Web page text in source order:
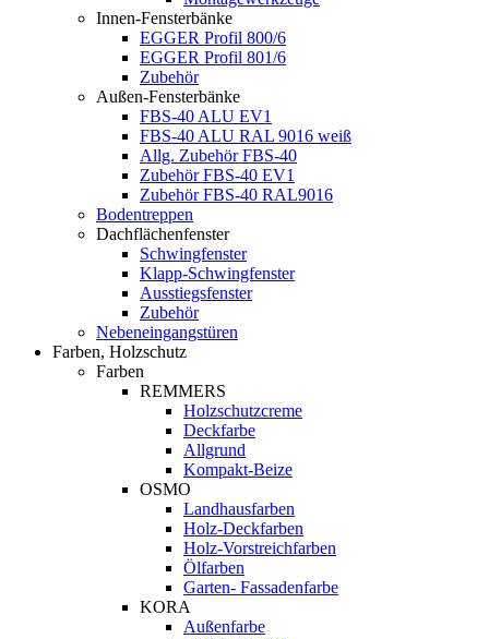
Innen-Fensterbänke
EGGER Profil 800/6
EGGER Profil 801/6
Zubehör
Außen-Fensterbänke
FBS-40 ALU EV1
FBS-40 ALU RAL 9016 weiß
Allg. Zubehör FBS-40
Zubehör FBS-40 EV1
Zubehör FBS-40 RAL9016
Bodentreppen
Dachflächenfenster
Schwingfenster
Klapp-Schwingfenster
Ausstiegsfenster
Zubehör
Nebeneingangstüren
Farben, Holzschutz
Farben
REMMERS
Holzschutzcreme
Deckfarbe
Allgrund
Kompakt-Beize
OSMO
Landhausfarben
Holz-Deckfarben
Holz-Vorstreichfarben
Ölfarben
Garten- Fassadenfarbe
KORA
Außenfarbe